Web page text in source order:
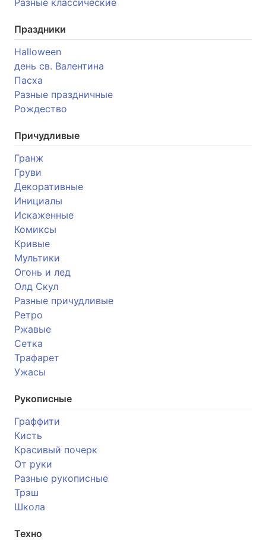
Разные классические
Праздники
Halloween
день св. Валентина
Пасха
Разные праздничные
Рождество
Причудливые
Гранж
Груви
Декоративные
Инициалы
Искаженные
Комиксы
Кривые
Мультики
Огонь и лед
Олд Скул
Разные причудливые
Ретро
Ржавые
Сетка
Трафарет
Ужасы
Рукописные
Граффити
Кисть
Красивый почерк
От руки
Разные рукописные
Трэш
Школа
Техно